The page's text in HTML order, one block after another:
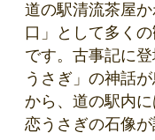
道の駅清流茶屋
口」として多く
です。古事記に
うさぎ」の神話
から、道の駅内
恋うさぎの石像が